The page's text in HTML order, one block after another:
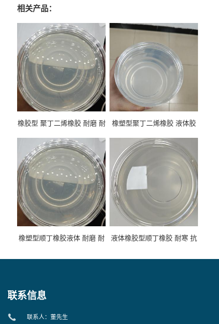
相关产品：
橡胶型 聚丁二烯橡胶 耐磨 耐
性
橡塑型聚丁二烯橡胶 液体胶
专用
橡塑型顺丁橡胶液体 耐磨 耐
液体橡胶型顺丁橡胶 耐寒 抗
联系信息
联系人：董先生